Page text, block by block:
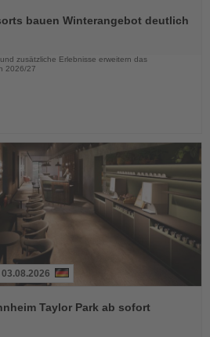
bauen Winterangebot deutlich
zusätzliche Erlebnisse erweitern das
2026/27
03.08.2026
Taylor Park ab sofort